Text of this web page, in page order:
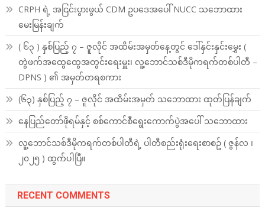
CRPH ရဲ့ အငြင်းပွားဖွယ် CDM ဥပဒေအပေါ် NUCC သဘောထား
မေးမြန်းချက်
( ၆၃ ) နှစ်ပြည့် ၇ – ဇူလိုင် အထိမ်းအမှတ်နေ့တွင် ဒေါ်နှင်းနှင်းမွှေး (
တွဲဖက်အထွေထွေအတွင်းရေးမှူး၊ လူ့ဘောင်သစ်ဒီမိုကရက်တစ်ပါတီ –
DPNS ) ၏ အမှတ်တရစကား
(၆၃) နှစ်ပြည့် ၇ – ဇူလိုင် အထိမ်းအမှတ် သဘောထား ထုတ်ပြန်ချက်
နေပြည်တော်ဖိုရမ်နှင့် စစ်ကောင်စီရွေးကောက်ပွဲအပေါ် သဘောထား
လူ့ဘောင်သစ်ဒီမိုကရက်တစ်ပါတီရဲ့ ပါတီစည်းရုံးရေးစာစဥ် ( ဇွန်လ ၊
၂၀၂၅ ) ထွက်ပါပြီ။
RECENT COMMENTS